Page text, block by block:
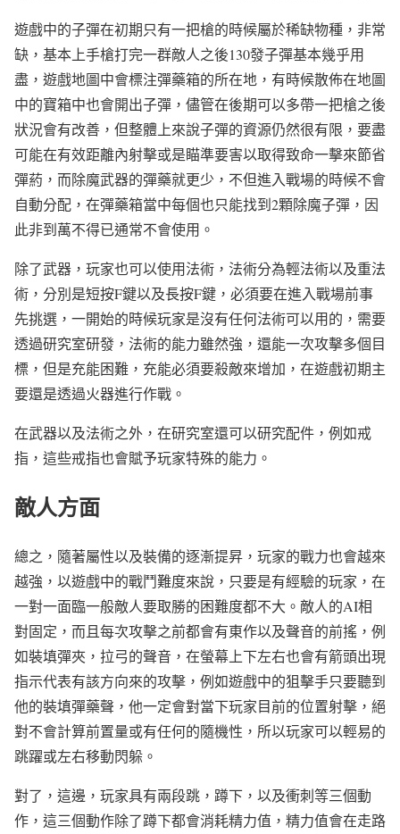
遊戲中的子彈在初期只有一把槍的時候屬於稀缺物種，非常
缺，基本上手槍打完一群敵人之後130發子彈基本幾乎用
盡，遊戲地圖中會標注彈藥箱的所在地，有時候散佈在地圖
中的寶箱中也會開出子彈，儘管在後期可以多帶一把槍之後
狀況會有改善，但整體上來說子彈的資源仍然很有限，要盡
可能在有效距離內射擊或是瞄準要害以取得致命一擊來節省
彈葯，而除魔武器的彈藥就更少，不但進入戰場的時候不會
自動分配，在彈藥箱當中每個也只能找到2顆除魔子彈，因
此非到萬不得已通常不會使用。
除了武器，玩家也可以使用法術，法術分為輕法術以及重法
術，分別是短按F鍵以及長按F鍵，必須要在進入戰場前事
先挑選，一開始的時候玩家是沒有任何法術可以用的，需要
透過研究室研發，法術的能力雖然強，還能一次攻擊多個目
標，但是充能困難，充能必須要殺敵來增加，在遊戲初期主
要還是透過火器進行作戰。
在武器以及法術之外，在研究室還可以研究配件，例如戒
指，這些戒指也會賦予玩家特殊的能力。
敵人方面
總之，隨著屬性以及裝備的逐漸提昇，玩家的戰力也會越來
越強，以遊戲中的戰鬥難度來說，只要是有經驗的玩家，在
一對一面臨一般敵人要取勝的困難度都不大。敵人的AI相
對固定，而且每次攻擊之前都會有東作以及聲音的前搖，例
如裝填彈夾，拉弓的聲音，在螢幕上下左右也會有箭頭出現
指示代表有該方向來的攻擊，例如遊戲中的狙擊手只要聽到
他的裝填彈藥聲，他一定會對當下玩家目前的位置射擊，絕
對不會計算前置量或有任何的隨機性，所以玩家可以輕易的
跳躍或左右移動閃躲。
對了，這邊，玩家具有兩段跳，蹲下，以及衝刺等三個動
作，這三個動作除了蹲下都會消耗精力值，精力值會在走路